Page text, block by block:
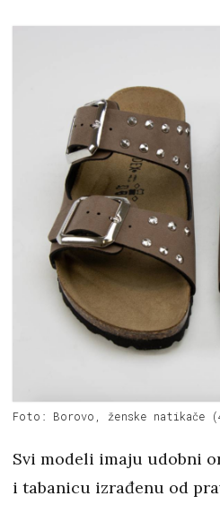
Foto: Borovo, ženske natikače
Svi modeli imaju udobni
i tabanicu izrađenu od